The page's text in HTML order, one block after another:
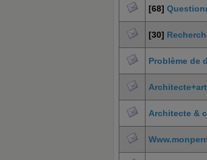
[68]
[30]
Problème de
Architecte &